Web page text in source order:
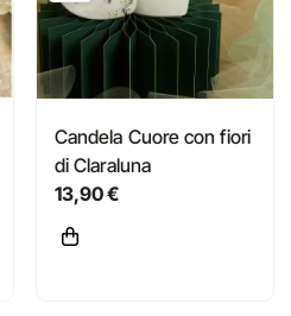
Candela Cuore con fiori
di Claraluna
13,90 €